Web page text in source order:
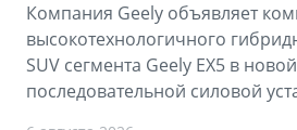
Компания Geely объявляет
высокотехнологичного
SUV сегмента Geely EX5 в
последовательной силовой